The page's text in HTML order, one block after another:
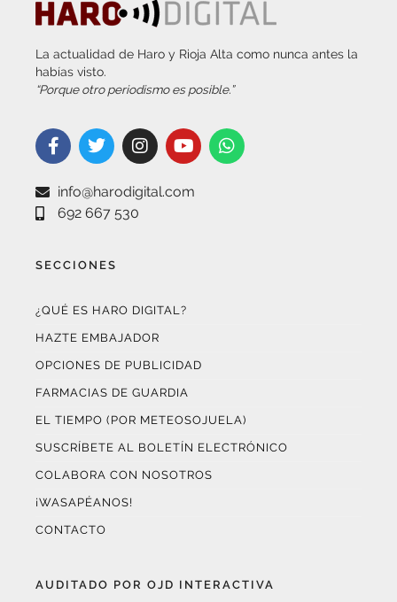
La actualidad de Haro y Rioja Alta como nunca antes la
habías visto.
“Porque otro periodismo es posible.”
info@harodigital.com
692 667 530
SECCIONES
¿QUÉ ES HARO DIGITAL?
HAZTE EMBAJADOR
OPCIONES DE PUBLICIDAD
FARMACIAS DE GUARDIA
EL TIEMPO (POR METEOSOJUELA)
SUSCRÍBETE AL BOLETÍN ELECTRÓNICO
COLABORA CON NOSOTROS
¡WASAPÉANOS!
CONTACTO
AUDITADO POR OJD INTERACTIVA